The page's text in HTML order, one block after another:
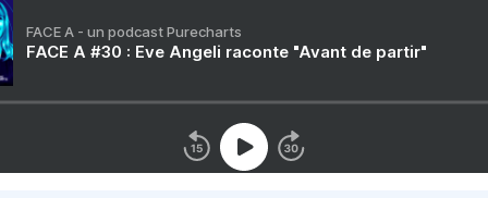
FACE A - un podcast Purecharts
FACE A #30 : Eve Angeli raconte "Avant de partir"